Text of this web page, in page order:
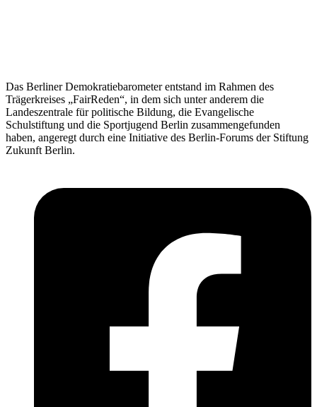
Das Berliner Demokratiebarometer entstand im Rahmen des
Trägerkreises „FairReden“, in dem sich unter anderem die
Landeszentrale für ­politische Bildung, die Evangelische
Schulstiftung und die Sportjugend Berlin zusammengefunden
haben, angeregt durch eine Initiative des Berlin-Forums der Stiftung
Zukunft Berlin.